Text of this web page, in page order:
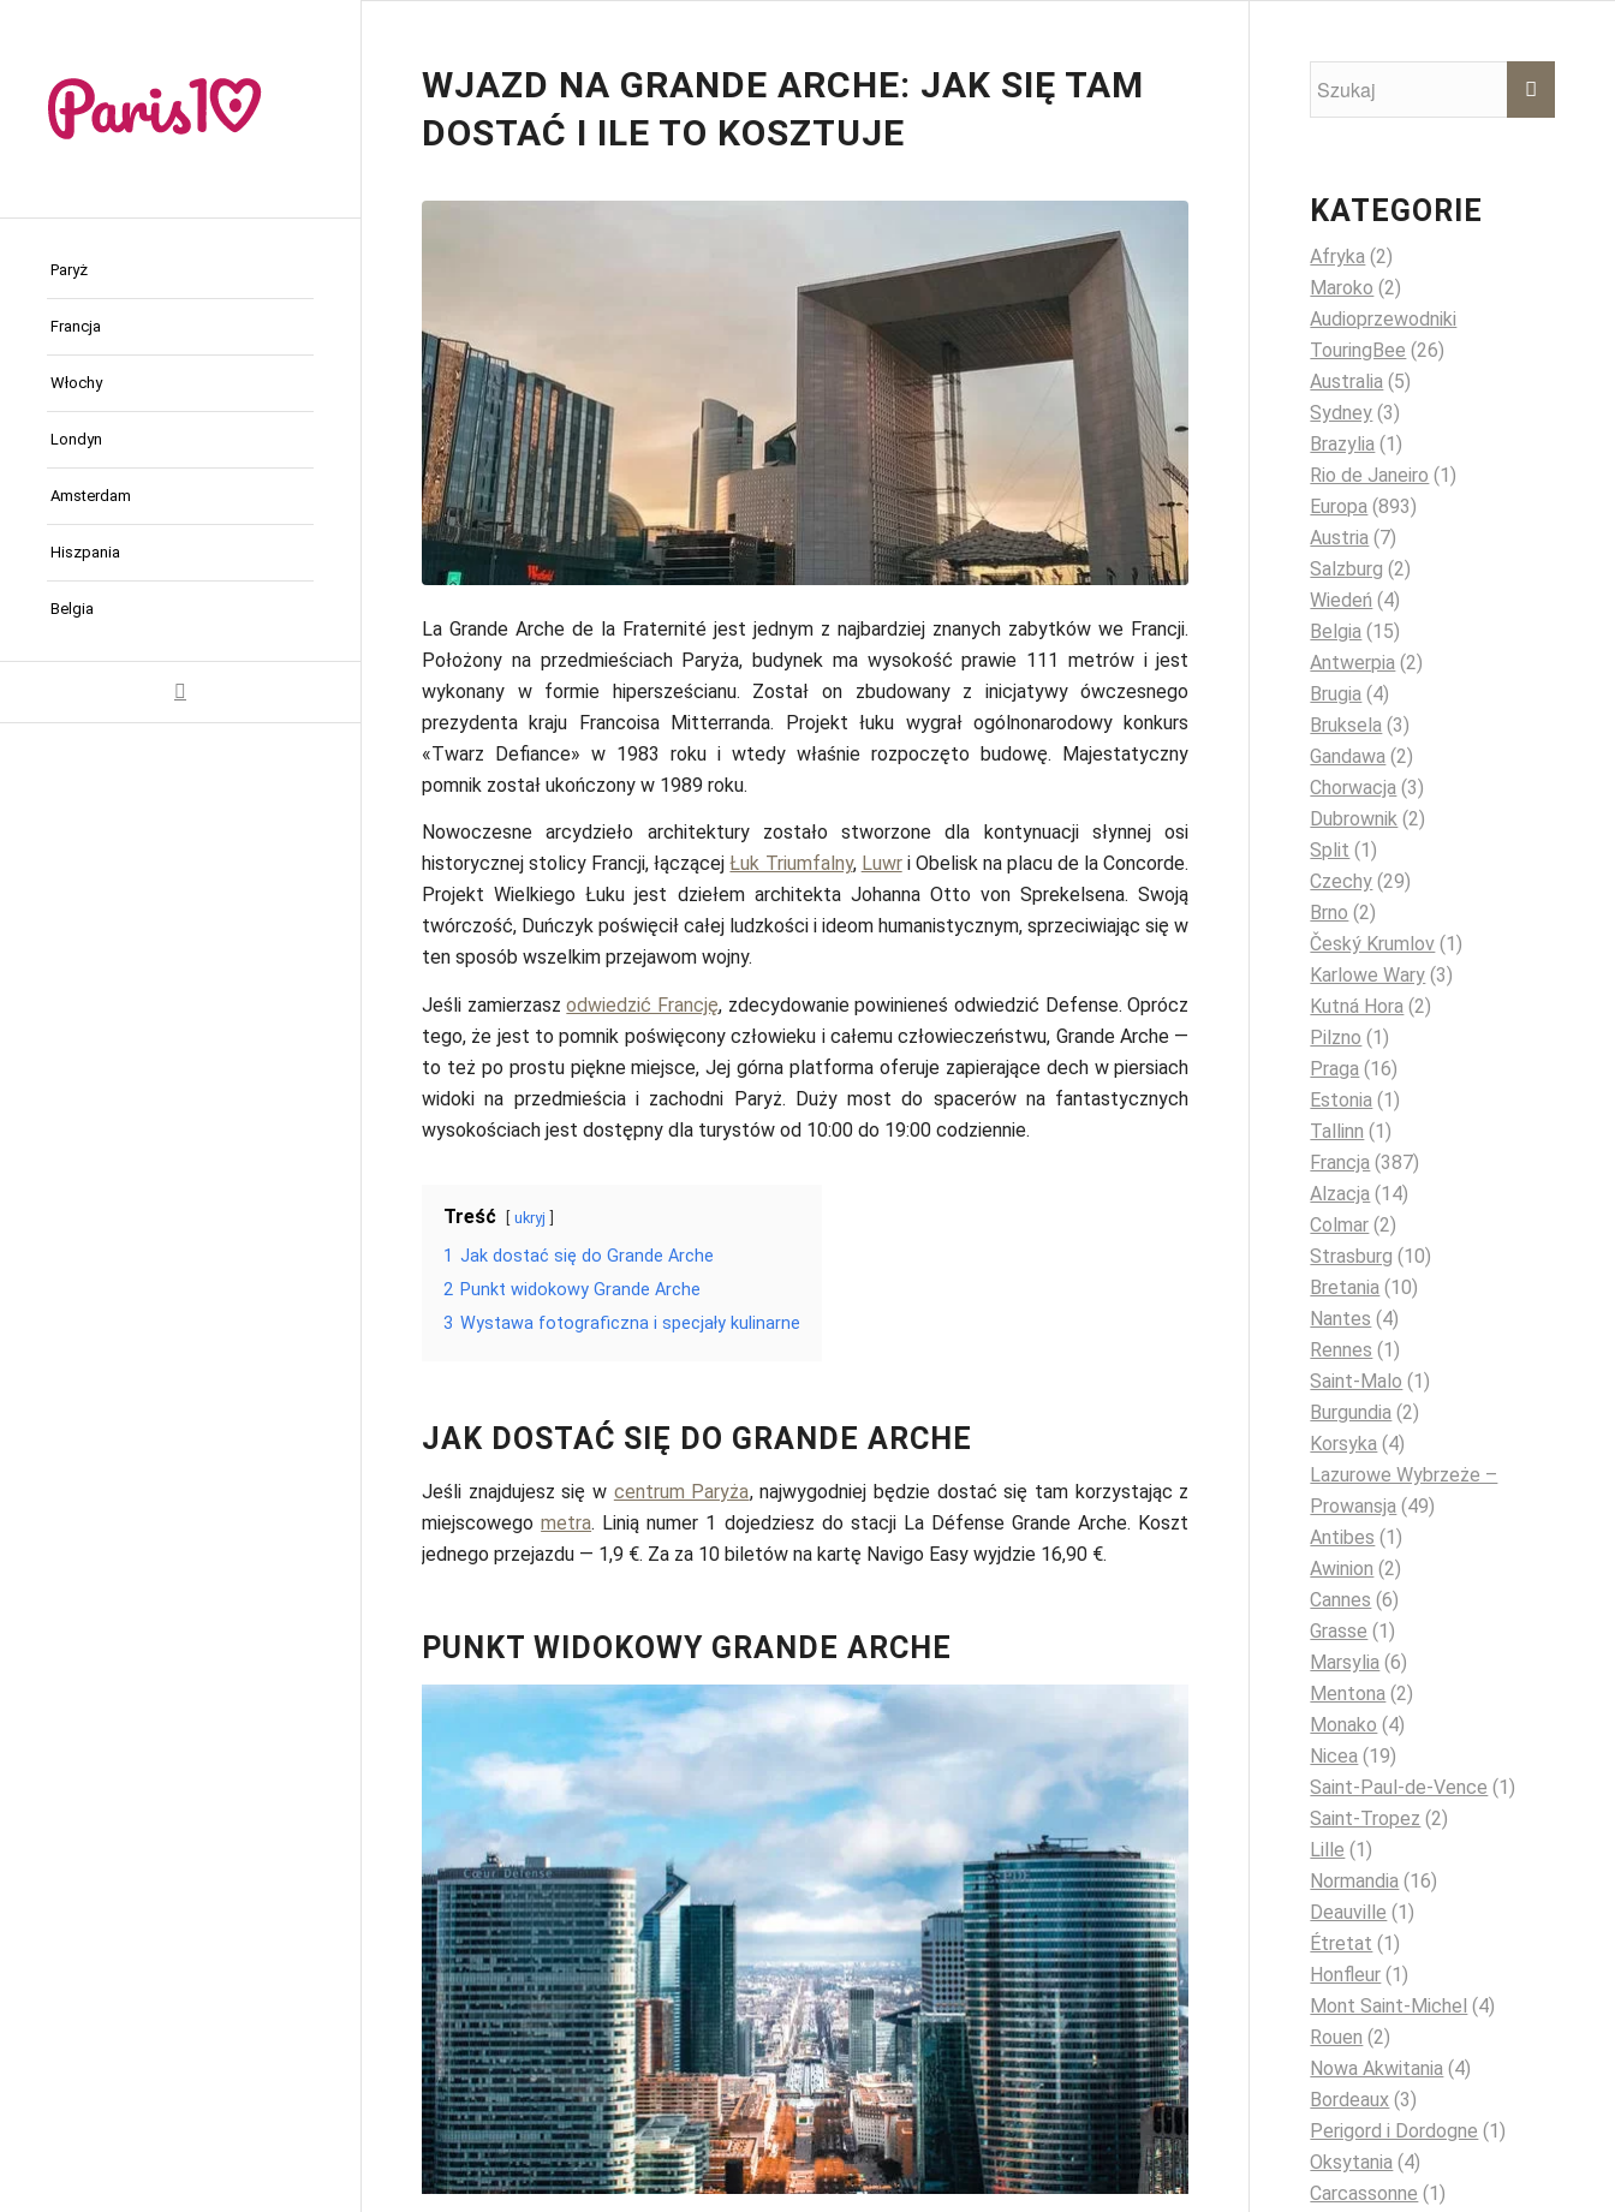
Paryż
Francja
Włochy
Londyn
Amsterdam
Hiszpania
Belgia
WJAZD NA GRANDE ARCHE: JAK SIĘ TAM
DOSTAĆ I ILE TO KOSZTUJE
La Grande Arche de la Fraternité jest jednym z najbardziej znanych zabytków we Francji.
Położony na przedmieściach Paryża, budynek ma wysokość prawie 111 metrów i jest
wykonany w formie hipersześcianu. Został on zbudowany z inicjatywy ówczesnego
prezydenta kraju Francoisa Mitterranda. Projekt łuku wygrał ogólnonarodowy konkurs
«Twarz Defiance» w 1983 roku i wtedy właśnie rozpoczęto budowę. Majestatyczny
pomnik został ukończony w 1989 roku.
Nowoczesne arcydzieło architektury zostało stworzone dla kontynuacji słynnej osi
historycznej stolicy Francji, łączącejŁuk Triumfalny, Luwri Obelisk na placu de la Concorde.
Projekt Wielkiego Łuku jest dziełem architekta Johanna Otto von Sprekelsena. Swoją
twórczość, Duńczyk poświęcił całej ludzkości i ideom humanistycznym, sprzeciwiając się w
ten sposób wszelkim przejawom wojny.
Jeśli zamierzaszodwiedzić Francję, zdecydowanie powinieneś odwiedzić Defense. Oprócz
tego, że jest to pomnik poświęcony człowieku i całemu człowieczeństwu, Grande Arche —
to też po prostu piękne miejsce, Jej górna platforma oferuje zapierające dech w piersiach
widoki na przedmieścia i zachodni Paryż. Duży most do spacerów na fantastycznych
wysokościach jest dostępny dla turystów od 10:00 do 19:00 codziennie.
Treść ukryj
1 Jak dostać się do Grande Arche
2 Punkt widokowy Grande Arche
3 Wystawa fotograficzna i specjały kulinarne
JAK DOSTAĆ SIĘ DO GRANDE ARCHE
Jeśli znajdujesz się w centrum Paryża, najwygodniej będzie dostać się tam korzystając z
miejscowegometra. Linią numer 1 dojedziesz do stacji La Défense Grande Arche. Koszt
jednego przejazdu — 1,9 €. Za za 10 biletów na kartę Navigo Easy wyjdzie 16,90 €.
PUNKT WIDOKOWY GRANDE ARCHE
KATEGORIE
Afryka (2)
Maroko (2)
Audioprzewodniki
TouringBee (26)
Australia (5)
Sydney (3)
Brazylia (1)
Rio de Janeiro (1)
Europa (893)
Austria (7)
Salzburg (2)
Wiedeń (4)
Belgia (15)
Antwerpia (2)
Brugia (4)
Bruksela (3)
Gandawa (2)
Chorwacja (3)
Dubrownik (2)
Split (1)
Czechy (29)
Brno (2)
Český Krumlov (1)
Karlowe Wary (3)
Kutná Hora (2)
Pilzno (1)
Praga (16)
Estonia (1)
Tallinn (1)
Francja (387)
Alzacja (14)
Colmar (2)
Strasburg (10)
Bretania (10)
Nantes (4)
Rennes (1)
Saint-Malo (1)
Burgundia (2)
Korsyka (4)
Lazurowe Wybrzeże –
Prowansja (49)
Antibes (1)
Awinion (2)
Cannes (6)
Grasse (1)
Marsylia (6)
Mentona (2)
Monako (4)
Nicea (19)
Saint-Paul-de-Vence (1)
Saint-Tropez (2)
Lille (1)
Normandia (16)
Deauville (1)
Étretat (1)
Honfleur (1)
Mont Saint-Michel (4)
Rouen (2)
Nowa Akwitania (4)
Bordeaux (3)
Perigord i Dordogne (1)
Oksytania (4)
Carcassonne (1)